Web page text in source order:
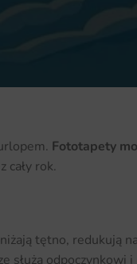
Fototapety
rok.
tętno, redukują
służą odpoczynkowi